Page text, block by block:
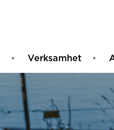
Verksamhet